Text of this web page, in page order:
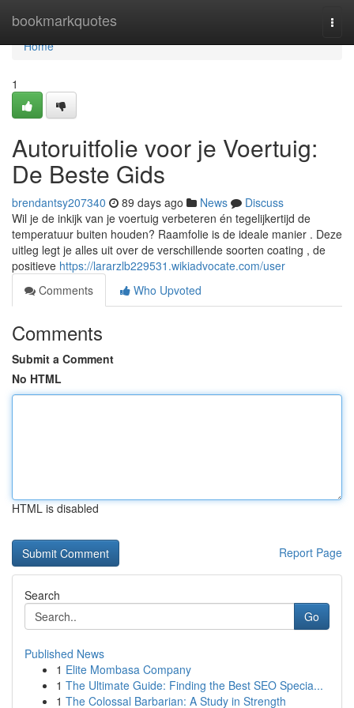
bookmarkquotes
Home
Home
1
Autoruitfolie voor je Voertuig:
De Beste Gids
brendantsy207340 89 days ago News
Discuss
Wil je de inkijk van je voertuig verbeteren én tegelijkertijd de
temperatuur buiten houden? Raamfolie is de ideale manier . Deze
uitleg legt je alles uit over de verschillende soorten coating , de
positieve https://lararzlb229531.wikiadvocate.com/user
Comments
Who Upvoted
Comments
Submit a Comment
No HTML
HTML is disabled
Report Page
Search
Go
Published News
1 Elite Mombasa Company
1 The Ultimate Guide: Finding the Best SEO Specia...
1 The Colossal Barbarian: A Study in Strength